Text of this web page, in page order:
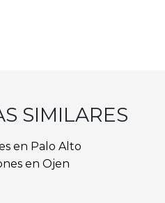
SIMILARES
en Palo Alto
en Ojen